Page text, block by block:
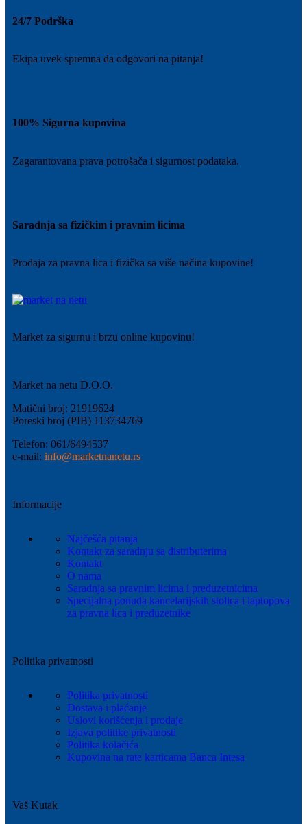
24/7 Podrška
Ekipa uvek spremna da odgovori na pitanja!
100% Sigurna kupovina
Zagarantovana prava potrošača i sigurnost podataka.
Saradnja sa fizičkim i pravnim licima
Prodaja za pravna lica i fizička sa više načina kupovine!
Market za sigurnu i brzu online kupovinu!
Market na netu D.O.O.
Matični broj: 21919624
Poreski broj (PIB) 113734769
Telefon: 061/6494537
e-mail: info@marketnanetu.rs
Informacije
Najčešća pitanja
Kontakt za saradnju sa distributerima
Kontakt
O nama
Saradnja sa pravnim licima i preduzetnicima
Specijalna ponuda kancelarijskih stolica i laptopova
za pravna lica i preduzetnike
Politika privatnosti
Politika privatnosti
Dostava i plaćanje
Uslovi korišćenja i prodaje
Izjava politike privatnosti
Politika kolačića
Kupovina na rate karticama Banca Intesa
Vaš Kutak